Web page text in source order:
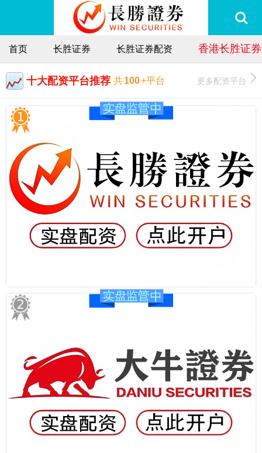
首页 长胜证券 长胜证券配资 香港长胜证券
十大配资平台推荐 共100+平台 更多配资平台